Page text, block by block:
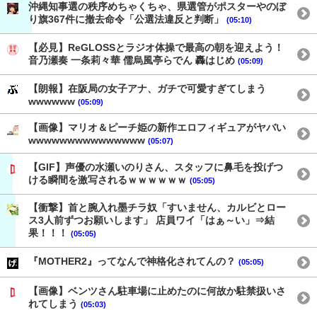
沖縄知事選の秩序めちゃくちゃ、県選管がポスターやのぼ
り旗367件に撤去命令「公選法違反と判断」
(05:10)
【必見】ReGLOSSとラジオ体操で最高の朝を迎えよう！
音乃瀬奏 一条莉々華 儒烏風亭らでん 轟はじめ (05:09)
【朗報】在阪局の女子アナ、ガチで可愛すぎてしまう
wwwwww (05:09)
【画像】マリオ＆ピーチ姫の新作エロフィギュアがヤバい
wwwwwwwwwwwwwww (05:07)
【GIF】声優の水瀬いのりさん、スタッフに鼻毛を投げつ
ける瞬間を激写されるｗｗｗｗｗｗ (05:05)
【衝撃】首と腕入れ墨チラ奴「すいません、カルビとロー
ス3人前ずつお願いします」 店員ワイ「はぁ～い」⇒結
果！！！
(05:05)
『MOTHER2』ってなんで神格化されてんの？ (05:05)
【画像】ベンツさん駐車場に止めたのに何故か駐禁扱いさ
れてしまう (05:03)